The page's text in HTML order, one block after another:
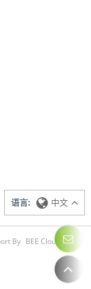
语言: 中文
By BEE Cloud